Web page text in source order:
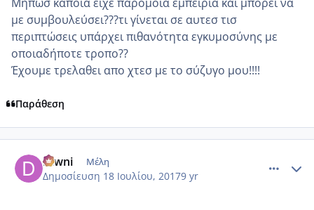
με συμβουλεύσει???τι γίνεται σε αυτεσ τισ
περιπτώσεις υπάρχει πιθανότητα εγκυμοσύνης με
οποιαδήποτε τροπο??
Έχουμε τρελαθει απο χτεσ με το σύζυγο μου!!!!
Παράθεση
Diwni Μέλη
Δημοσίευση 18 Ιουλίου, 20179 yr